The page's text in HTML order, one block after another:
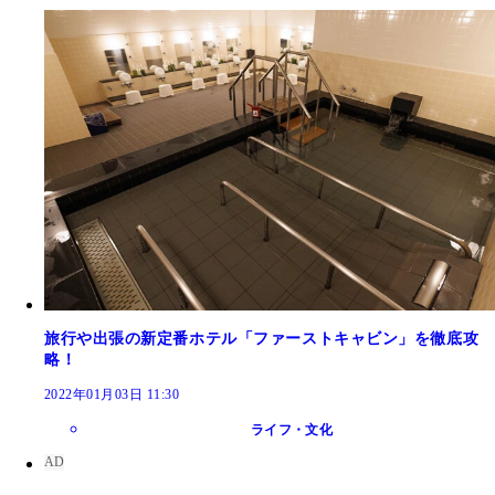
旅行や出張の新定番ホテル「ファーストキャビン」を徹底攻
略！
2022年01月03日 11:30
ライフ・文化